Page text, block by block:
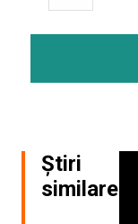
Știri
similare